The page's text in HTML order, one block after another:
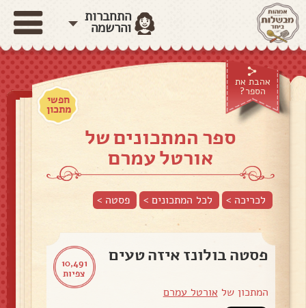
התחברות
והרשמה
אהבת את
הספר?
חפשי
מתכון
ספר המתכונים של
אורטל עמרם
לכריכה > לכל המתכונים > פסטה >
10,491
צפיות
פסטה בולונז איזה טעים
המתכון של אורטל עמרם